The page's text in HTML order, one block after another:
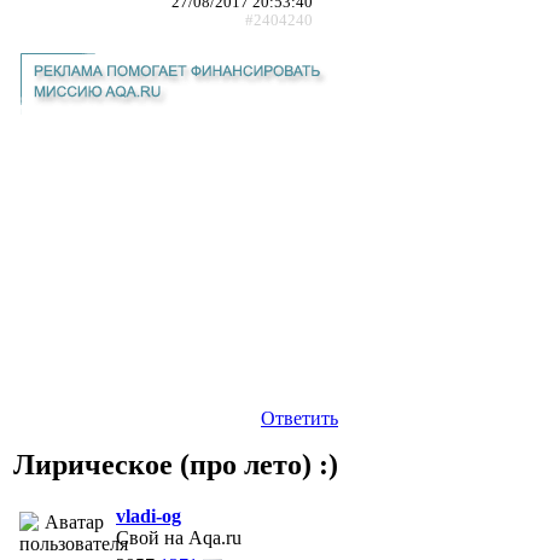
#2404240
Ответить
Лирическое (про лето) :)
vladi-og
Свой на Aqa.ru